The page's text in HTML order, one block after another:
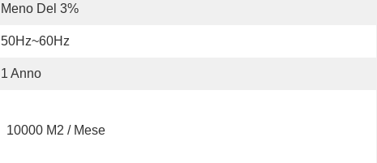
Meno Del 3%
50Hz~60Hz
1 Anno
10000 M2 / Mese